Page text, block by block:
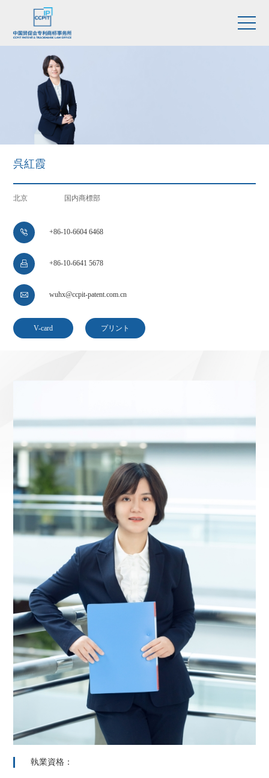
呉紅霞
北京 国内商標部
 +86-10-6604 6468
 +86-10-6641 5678
 wuhx@ccpit-patent.com.cn
V-card プリント
執業資格：